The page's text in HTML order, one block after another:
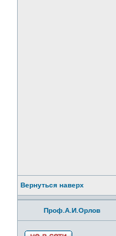
Вернуться наверх
Проф.А.И.Орлов